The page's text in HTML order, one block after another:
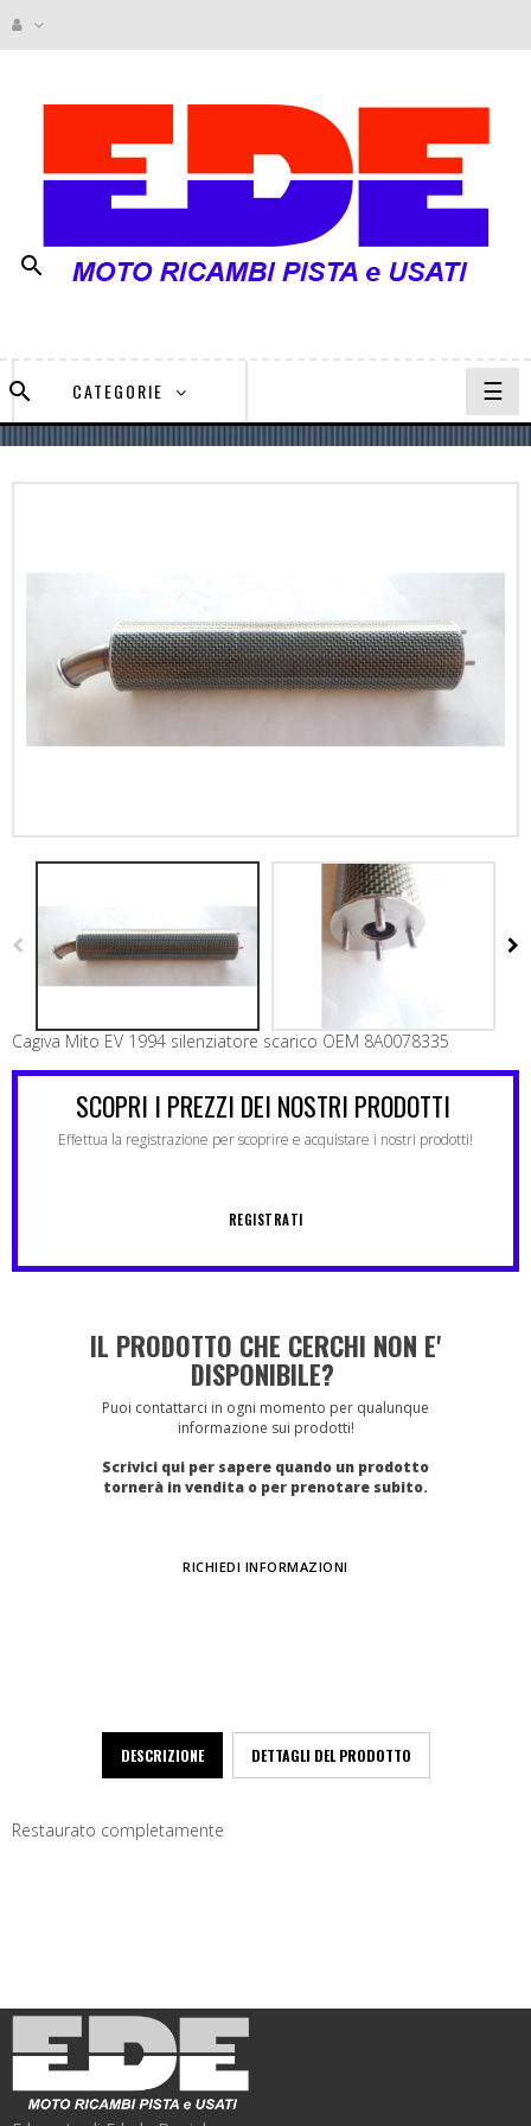

CATEGORIE ☰

Cagiva Mito EV 1994 silenziatore scarico OEM 8A0078335
SCOPRI I PREZZI DEI NOSTRI PRODOTTI
Effettua la registrazione per scoprire e acquistare i nostri prodotti!
REGISTRATI
IL PRODOTTO CHE CERCHI NON E'
DISPONIBILE?
Puoi contattarci in ogni momento per qualunque
informazione sui prodotti!
Scrivici qui per sapere quando un prodotto
tornerà in vendita o per prenotare subito.
RICHIEDI INFORMAZIONI
DESCRIZIONE DETTAGLI DEL PRODOTTO
Restaurato completamente